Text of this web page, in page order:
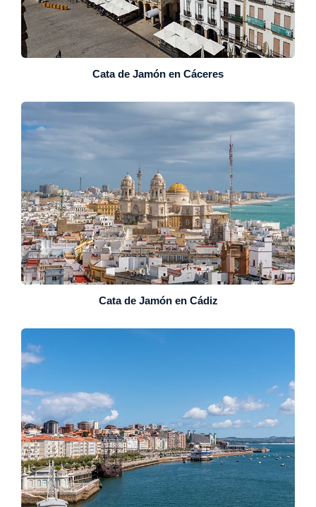
Cata de Jamón en Cáceres
Cata de Jamón en Cádiz